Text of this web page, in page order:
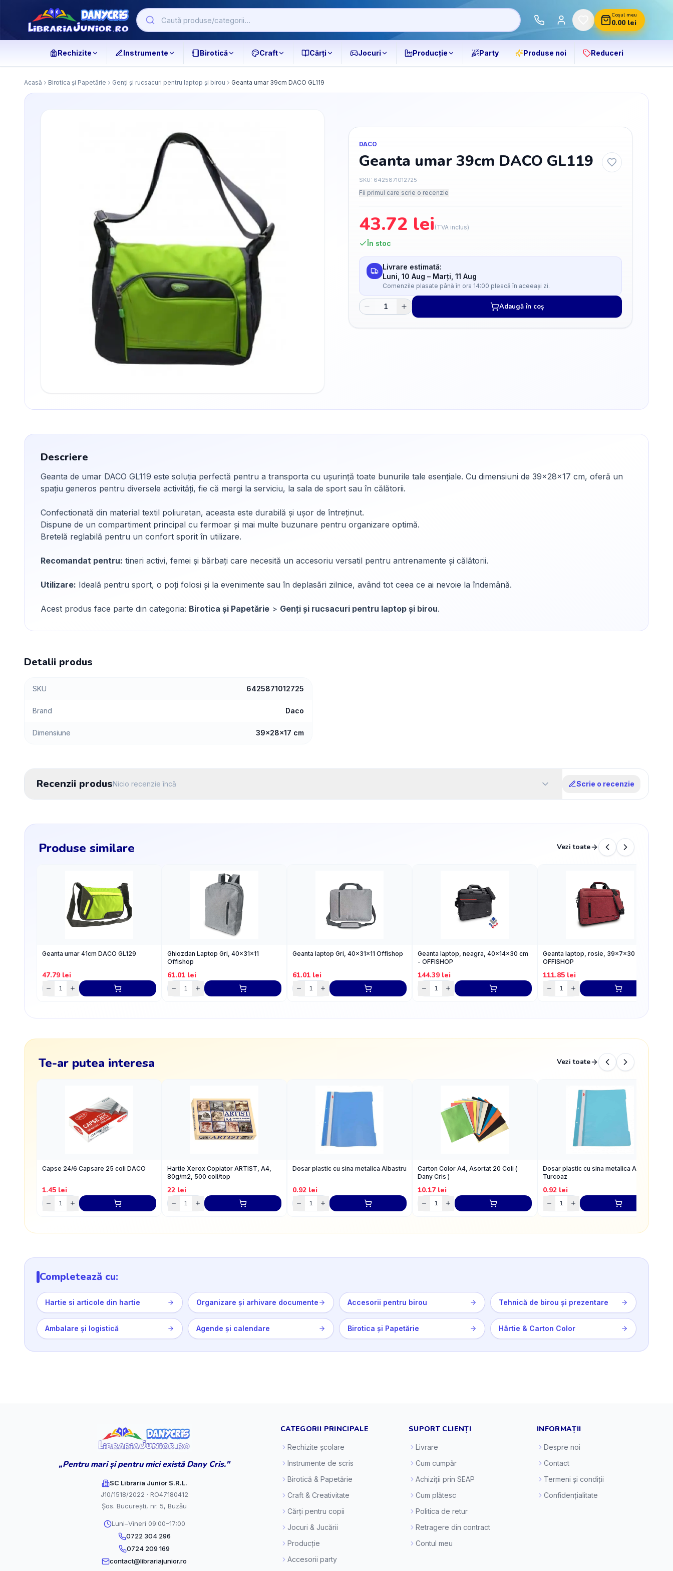
Coșul meu
0.00lei
Rechizite Instrumente Birotică Craft Cărți Jocuri Producție Party Produse noi Reduceri
Acasă Birotica și Papetărie Genți și rucsacuri pentru laptop și birou Geanta umar 39cm DACO GL119
DACO
Geanta umar 39cm DACO GL119
SKU: 6425871012725
Fii primul care scrie o recenzie
43.72 lei (TVA inclus)
În stoc
Livrare estimată:
Luni, 10 Aug – Marți, 11 Aug
Comenzile plasate până în ora 14:00 pleacă în aceeași zi.
Adaugă în coș
Descriere
Geanta de umar DACO GL119 este soluția perfectă pentru a transporta cu ușurință toate bunurile tale esențiale. Cu dimensiuni de 39x28x17 cm, oferă un
spațiu generos pentru diversele activități, fie că mergi la serviciu, la sala de sport sau în călătorii.
Confectionată din material textil poliuretan, aceasta este durabilă și ușor de întreținut.
Dispune de un compartiment principal cu fermoar și mai multe buzunare pentru organizare optimă.
Bretelă reglabilă pentru un confort sporit în utilizare.
Recomandat pentru: tineri activi, femei și bărbați care necesită un accesoriu versatil pentru antrenamente și călătorii.
Utilizare: Ideală pentru sport, o poți folosi și la evenimente sau în deplasări zilnice, având tot ceea ce ai nevoie la îndemână.
Acest produs face parte din categoria: Birotica și Papetărie > Genți și rucsacuri pentru laptop și birou.
Detalii produs
SKU 6425871012725
Brand Daco
Dimensiune 39x28x17 cm
Recenzii produsNicio recenzie încă Scrie o recenzie
Produse similare Vezi toate
Geanta umar 41cm DACO GL129
47.79 lei
Ghiozdan Laptop Gri, 40x31x11
Offishop
61.01 lei
Geanta laptop Gri, 40x31x11 Offishop
61.01 lei
Geanta laptop, neagra, 40x14x30 cm
- OFFISHOP
144.39 lei
Geanta laptop, rosie, 39x7x30 cm -
OFFISHOP
111.85 lei
Te-ar putea interesa Vezi toate
Capse 24/6 Capsare 25 coli DACO
1.45 lei
Hartie Xerox Copiator ARTIST, A4,
80g/m2, 500 coli/top
22 lei
Dosar plastic cu sina metalica Albastru
0.92 lei
Carton Color A4, Asortat 20 Coli (
Dany Cris )
10.17lei
Dosar plastic cu sina metalica Albastru
Turcoaz
0.92 lei
Completează cu:
Hartie si articole din hartie Organizare și arhivare documente Accesorii pentru birou Tehnică de birou și prezentare
Ambalare și logistică Agende și calendare Birotica și Papetărie Hârtie & Carton Color
„Pentru mari și pentru mici există Dany Cris."
SC Libraria Junior S.R.L.
J10/1518/2022 · RO47180412
Șos. București, nr. 5, Buzău
Luni–Vineri 09:00–17:00
0722 304 296
0724 209 169
contact@librariajunior.ro
CATEGORII PRINCIPALE
Rechizite școlare
Instrumente de scris
Birotică & Papetărie
Craft & Creativitate
Cărți pentru copii
Jocuri & Jucării
Producție
Accesorii party
SUPORT CLIENȚI
Livrare
Cum cumpăr
Achiziții prin SEAP
Cum plătesc
Politica de retur
Retragere din contract
Contul meu
INFORMAȚII
Despre noi
Contact
Termeni și condiții
Confidențialitate